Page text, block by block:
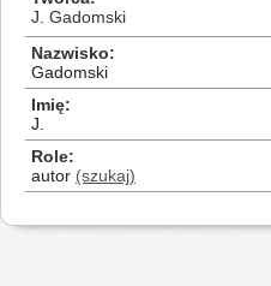
J. Gadomski
Nazwisko
Gadomski
Imię
J.
Role
autor (szukaj)